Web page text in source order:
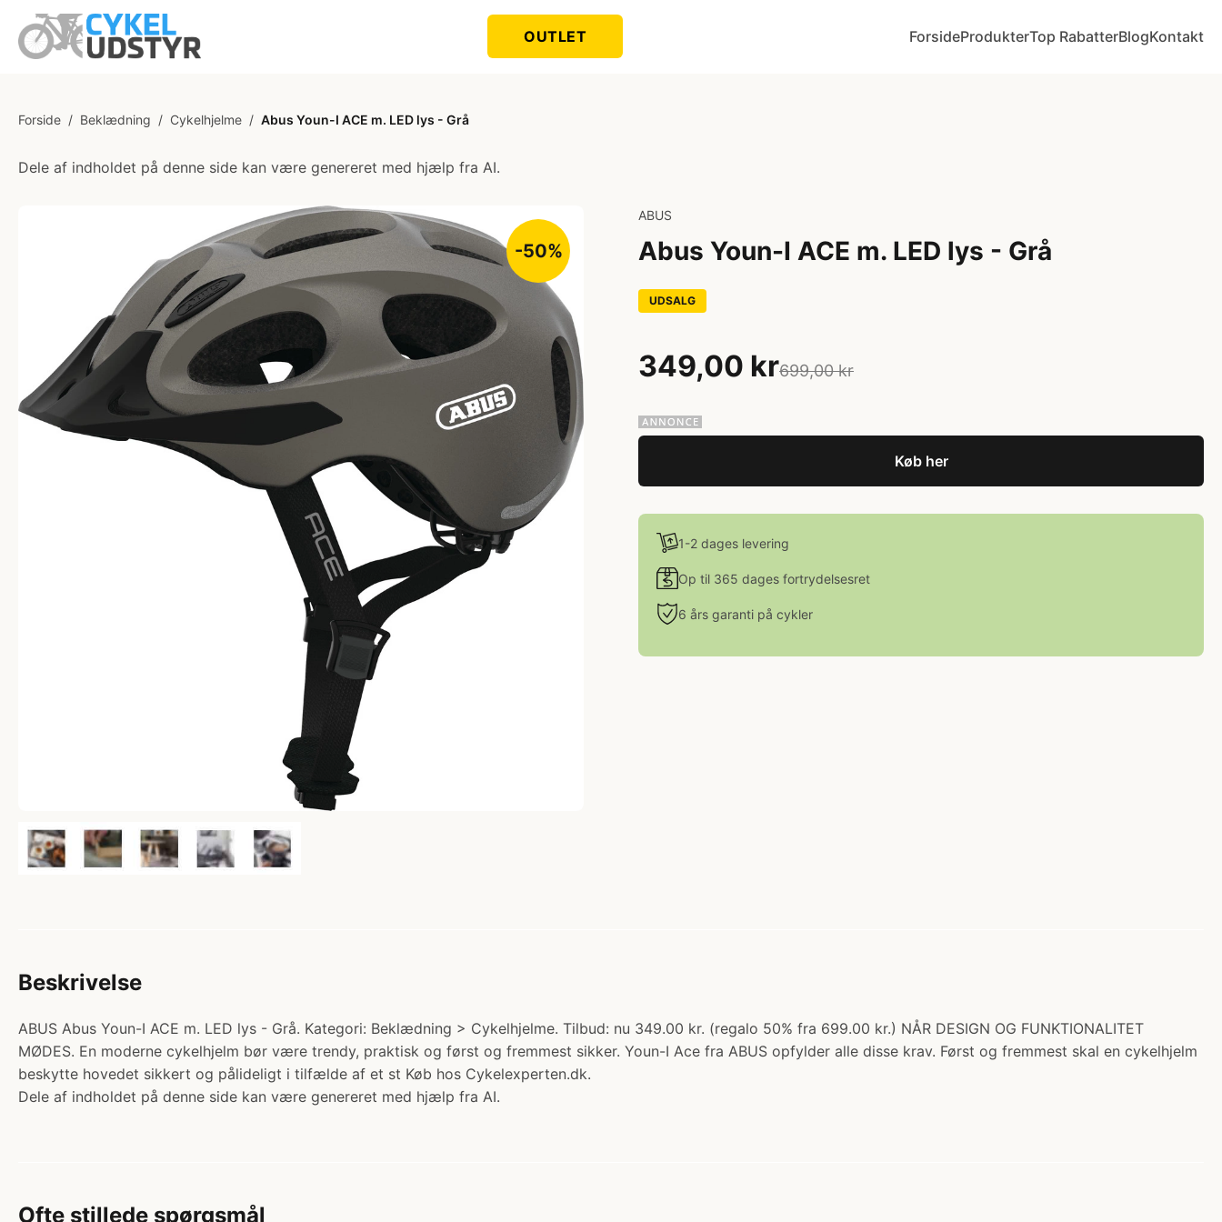
OUTLET ForsideProdukterTop RabatterBlogKontakt
Forside / Beklædning / Cykelhjelme / Abus Youn-I ACE m. LED lys - Grå
Dele af indholdet på denne side kan være genereret med hjælp fra AI.
-50%
ABUS
Abus Youn-I ACE m. LED lys - Grå
UDSALG
349,00 kr699,00 kr
Køb her
1-2 dages levering
Op til 365 dages fortrydelsesret
6 års garanti på cykler
Beskrivelse
ABUS Abus Youn-I ACE m. LED lys - Grå. Kategori: Beklædning > Cykelhjelme. Tilbud: nu 349.00 kr. (regalo 50% fra 699.00 kr.) NÅR DESIGN OG FUNKTIONALITET
MØDES. En moderne cykelhjelm bør være trendy, praktisk og først og fremmest sikker. Youn-I Ace fra ABUS opfylder alle disse krav. Først og fremmest skal en cykelhjelm
beskytte hovedet sikkert og pålideligt i tilfælde af et st Køb hos Cykelexperten.dk.
Dele af indholdet på denne side kan være genereret med hjælp fra AI.
Ofte stillede spørgsmål